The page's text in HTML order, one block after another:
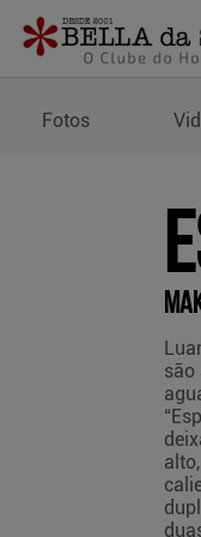
Making
Fotos
são